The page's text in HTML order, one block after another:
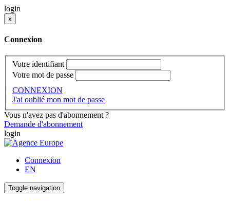
login
x
Connexion
Votre identifiant
Votre mot de passe
CONNEXION
J'ai oublié mon mot de passe
Vous n'avez pas d'abonnement ?
Demande d'abonnement
login
Connexion
EN
Toggle navigation